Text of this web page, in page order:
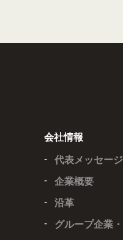
会社情報
代表メッセージ
企業概要
沿革
グループ企業